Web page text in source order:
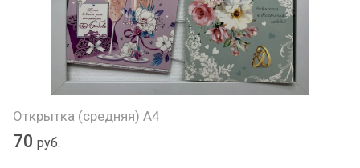
Открытка (средняя) А4
70 руб.